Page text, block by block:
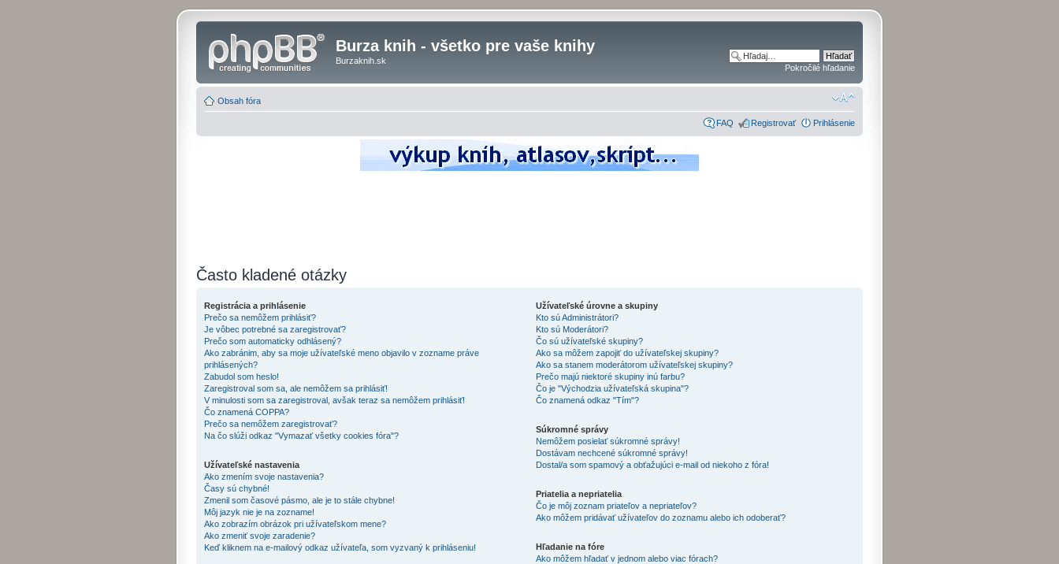
Burza knih - všetko pre vaše knihy
Burzaknih.sk
Pokročilé hľadanie
Obsah fóra
FAQ Registrovať Prihlásenie
Často kladené otázky
Registrácia a prihlásenie
Prečo sa nemôžem prihlásiť?
Je vôbec potrebné sa zaregistrovať?
Prečo som automaticky odhlásený?
Ako zabránim, aby sa moje užívateľské meno objavilo v zozname práve
prihlásených?
Zabudol som heslo!
Zaregistroval som sa, ale nemôžem sa prihlásiť!
V minulosti som sa zaregistroval, avšak teraz sa nemôžem prihlásiť!
Čo znamená COPPA?
Prečo sa nemôžem zaregistrovať?
Na čo slúži odkaz "Vymazať všetky cookies fóra"?
Užívateľské nastavenia
Ako zmením svoje nastavenia?
Časy sú chybné!
Zmenil som časové pásmo, ale je to stále chybne!
Môj jazyk nie je na zozname!
Ako zobrazím obrázok pri užívateľskom mene?
Ako zmeniť svoje zaradenie?
Keď kliknem na e-mailový odkaz užívateľa, som vyzvaný k prihláseniu!
Užívateľské úrovne a skupiny
Kto sú Administrátori?
Kto sú Moderátori?
Čo sú užívateľské skupiny?
Ako sa môžem zapojiť do užívateľskej skupiny?
Ako sa stanem moderátorom užívateľskej skupiny?
Prečo majú niektoré skupiny inú farbu?
Čo je "Východzia užívateľská skupina"?
Čo znamená odkaz "Tím"?
Súkromné správy
Nemôžem posielať súkromné správy!
Dostávam nechcené súkromné správy!
Dostal/a som spamový a obťažujúci e-mail od niekoho z fóra!
Priatelia a nepriatelia
Čo je môj zoznam priateľov a nepriateľov?
Ako môžem pridávať užívateľov do zoznamu alebo ich odoberať?
Hľadanie na fóre
Ako môžem hľadať v jednom alebo viac fórach?